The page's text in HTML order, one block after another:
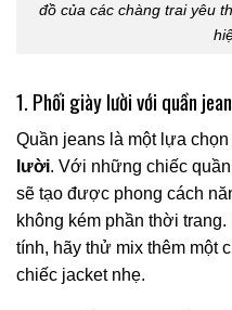
đồ của các chàng trai yêu
1. Phối giày lười với quần
Quần jeans là một lựa
lười. Với những chiếc
sẽ tạo được phong cách
không kém phần thời
tính, hãy thử mix thêm một
chiếc jacket nhẹ.